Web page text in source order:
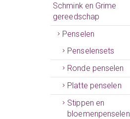
Schmink en Grime
gereedschap
Penselen
Penselensets
Ronde penselen
Platte penselen
Stippen en
bloemenpenselen